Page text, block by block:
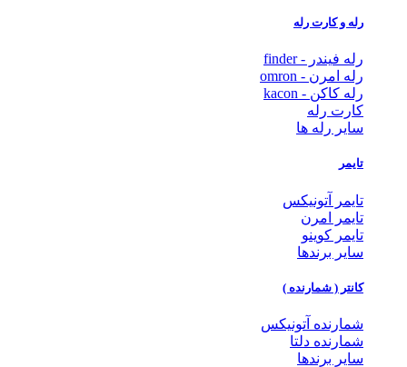
رله و کارت رله
رله فیندر - finder
رله امرن - omron
رله کاکن - kacon
کارت رله
سایر رله ها
تایمر
تایمر آتونیکس
تایمر امرن
تایمر کوینو
سایر برندها
کانتر ( شمارنده )
شمارنده آتونیکس
شمارنده دلتا
سایر برندها